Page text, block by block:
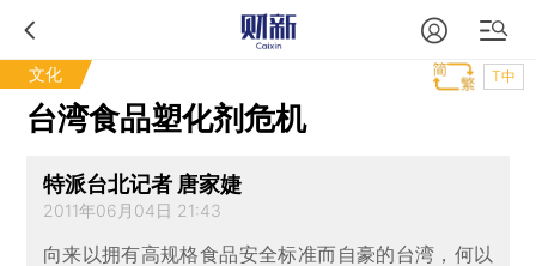
文化 T中
台湾食品塑化剂危机
特派台北记者 唐家婕
2011年06月04日 21:43
向来以拥有高规格食品安全标准而自豪的台湾，何以